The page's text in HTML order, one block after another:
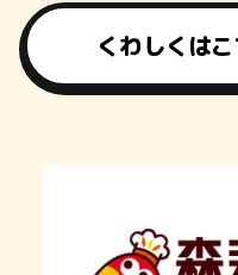
くわしくは